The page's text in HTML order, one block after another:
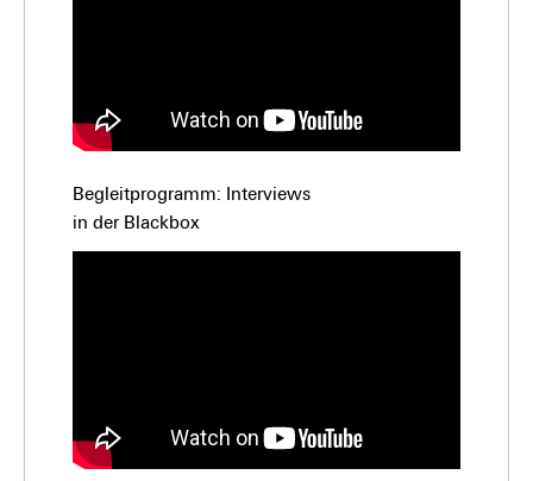
Begleitprogramm: Interviews
in der Blackbox